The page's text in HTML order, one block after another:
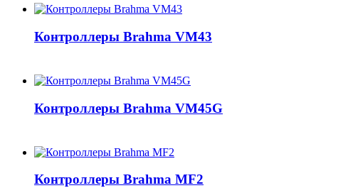
Контроллеры Brahma VM43
Контроллеры Brahma VM45G
Контроллеры Brahma MF2